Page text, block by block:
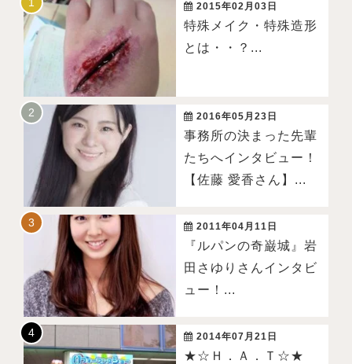
2015年02月03日
特殊メイク・特殊造形
とは・・？...
2016年05月23日
事務所の決まった先輩
たちへインタビュー！
【佐藤 愛香さん】...
2011年04月11日
『ルパンの奇巌城』岩
田さゆりさんインタビ
ュー！...
2014年07月21日
★☆Ｈ．Ａ．Ｔ☆★